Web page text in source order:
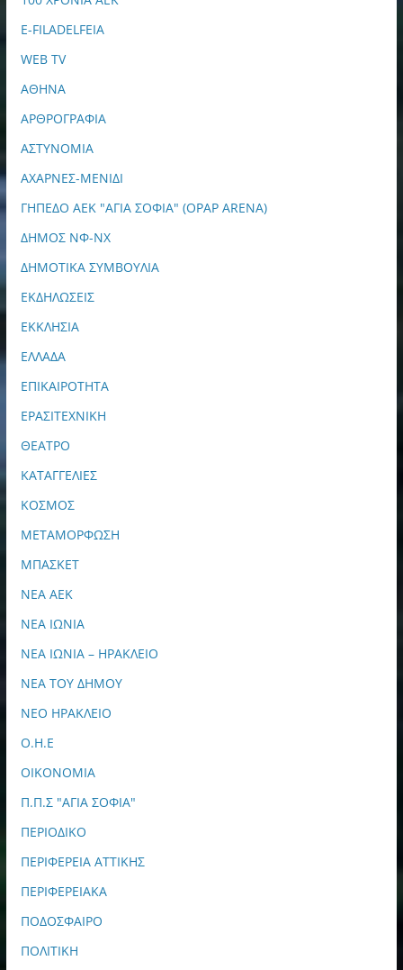
E-FILADELFEIA
WEB TV
ΑΘΗΝΑ
ΑΡΘΡΟΓΡΑΦΙΑ
ΑΣΤΥΝΟΜΙΑ
ΑΧΑΡΝΕΣ-ΜΕΝΙΔΙ
ΓΗΠΕΔΟ ΑΕΚ "ΑΓΙΑ ΣΟΦΙΑ" (OPAP ARENA)
ΔΗΜΟΣ ΝΦ-ΝΧ
ΔΗΜΟΤΙΚΑ ΣΥΜΒΟΥΛΙΑ
ΕΚΔΗΛΩΣΕΙΣ
ΕΚΚΛΗΣΙΑ
ΕΛΛΑΔΑ
ΕΠΙΚΑΙΡΟΤΗΤΑ
ΕΡΑΣΙΤΕΧΝΙΚΗ
ΘΕΑΤΡΟ
ΚΑΤΑΓΓΕΛΙΕΣ
ΚΟΣΜΟΣ
ΜΕΤΑΜΟΡΦΩΣΗ
ΜΠΑΣΚΕΤ
ΝΕΑ ΑΕΚ
ΝΕΑ ΙΩΝΙΑ
ΝΕΑ ΙΩΝΙΑ – ΗΡΑΚΛΕΙΟ
ΝΕΑ ΤΟΥ ΔΗΜΟΥ
ΝΕΟ ΗΡΑΚΛΕΙΟ
Ο.Η.Ε
ΟΙΚΟΝΟΜΙΑ
Π.Π.Σ "ΑΓΙΑ ΣΟΦΙΑ"
ΠΕΡΙΟΔΙΚΟ
ΠΕΡΙΦΕΡΕΙΑ ΑΤΤΙΚΗΣ
ΠΕΡΙΦΕΡΕΙΑΚΑ
ΠΟΔΟΣΦΑΙΡΟ
ΠΟΛΙΤΙΚΗ